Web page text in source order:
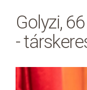
Golyzi,
-